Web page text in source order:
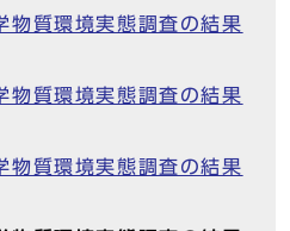
物質環境実態調査の結果
物質環境実態調査の結果
物質環境実態調査の結果